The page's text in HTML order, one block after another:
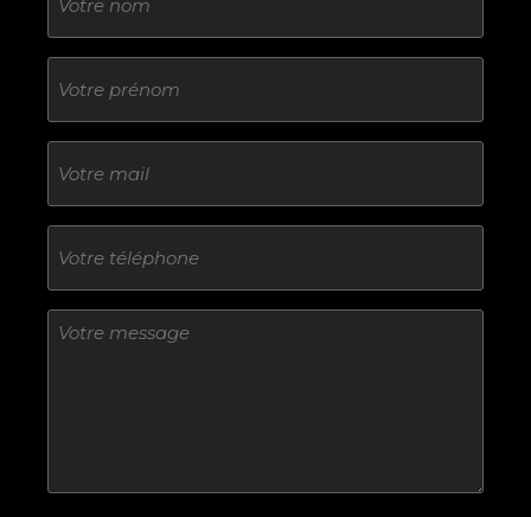
Sans
titre
E-
mail
Téléphone
Sans
titre